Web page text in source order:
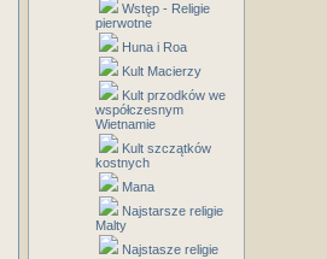
Wstęp - Religie
pierwotne
Huna i Roa
Kult Macierzy
Kult przodków we
współczesnym
Wietnamie
Kult szczątków
kostnych
Mana
Najstarsze religie
Malty
Najstasze religie